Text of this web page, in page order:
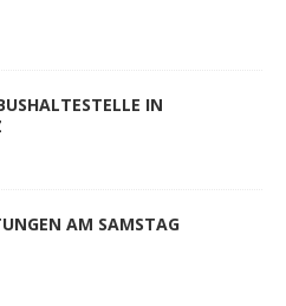
IN
AM SAMSTAG